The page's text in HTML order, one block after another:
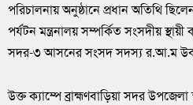
পরিচালনায় অনুষ্ঠানে প্রধান অতিথি
পর্যটন মন্ত্রনালয় সম্পর্কিত সংসদীয়
সদর-৩ আসনের সংসদ সদস্য র.আ.ম
উক্ত ক্যাম্পে ব্রাহ্মণবাড়িয়া সদর উপজেলা